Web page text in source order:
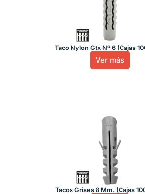
Taco Nylon Gtx Nº 6 (Cajas
Ver más
Tacos Grises 8 Mm. (Cajas